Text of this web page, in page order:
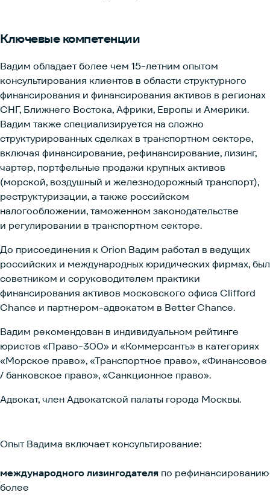
Ключевыекомпетенции
Вадим обладает более чем 15-летним опытом
консультирования клиентов в области структурного
финансирования и финансирования активов в регионах
СНГ, Ближнего Востока, Африки, Европы и Америки.
Вадим также специализируется на сложно
структурированных сделках в транспортном секторе,
включая финансирование, рефинансирование, лизинг,
чартер, портфельные продажи крупных активов
(морской, воздушный и железнодорожный транспорт),
реструктуризации, а также российском
налогообложении, таможенном законодательстве
и регулировании в транспортном секторе.
До присоединения к Orion Вадим работал в ведущих
российских и международных юридических фирмах, был
советником и соруководителем практики
финансирования активов московского офиса Clifford
Chance и партнером-адвокатом в Better Chance.
Вадим рекомендован в индивидуальном рейтинге
юристов «Право-300» и «Коммерсантъ» в категориях
«Морское право», «Транспортное право», «Финансовое
/ банковское право», «Санкционное право».
Адвокат, член Адвокатской палаты города Москвы.
Опыт Вадима включает консультирование:
международного лизингодателя по рефинансированию
более